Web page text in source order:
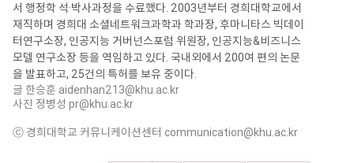
서 행정학 석·박사과정을 수료했다. 2003년부터 경희대학교에서
재직하며 경희대 소셜네트워크과학과 학과장, 후마니타스 빅데이
터연구소장, 인공지능 거버넌스포럼 위원장, 인공지능&비즈니스
모델 연구소장 등을 역임하고 있다. 국내외에서 200여 편의 논문
을 발표하고, 25건의 특허를 보유 중이다.
글 한승훈 aidenhan213@khu.ac.kr
사진 정병성 pr@khu.ac.kr
ⓒ 경희대학교 커뮤니케이션센터 communication@khu.ac.kr